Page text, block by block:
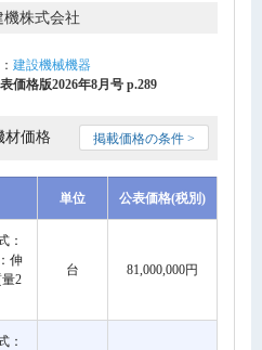
機株式会社
： 建設機械機器
価格版2026年8月号 p.289
材価格 掲載価格の条件 >
単位 公表価格(税別)
：
伸
2
台 81,000,000円
：